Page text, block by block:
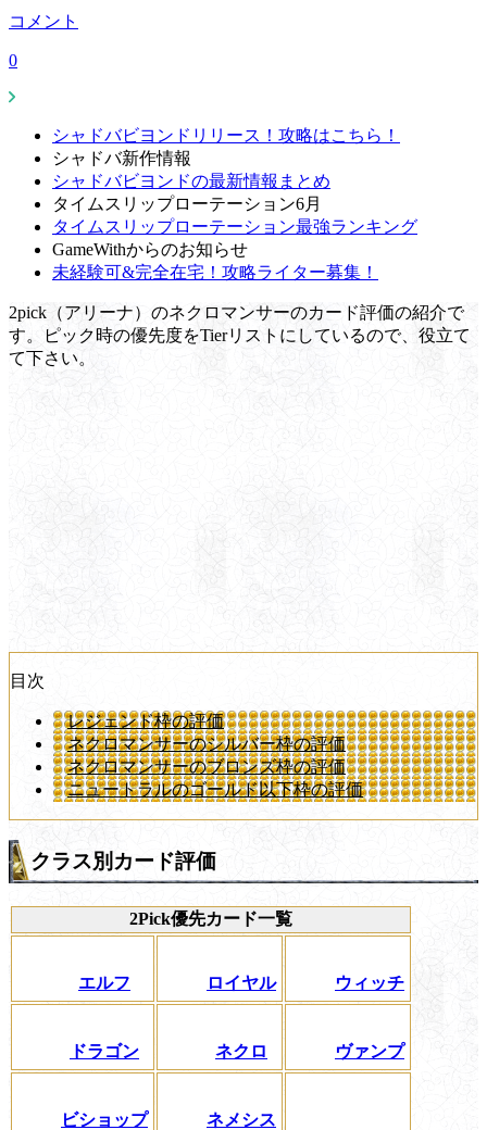
コメント
0
シャドバビヨンドリリース！攻略はこちら！
シャドバ新作情報
シャドバビヨンドの最新情報まとめ
タイムスリップローテーション6月
タイムスリップローテーション最強ランキング
GameWithからのお知らせ
未経験可&完全在宅！攻略ライター募集！
2pick（アリーナ）のネクロマンサーのカード評価の紹介で
す。ピック時の優先度をTierリストにしているので、役立て
て下さい。
目次
レジェンド枠の評価
ネクロマンサーのシルバー枠の評価
ネクロマンサーのブロンズ枠の評価
ニュートラルのゴールド以下枠の評価
クラス別カード評価
2Pick優先カード一覧
エルフ ロイヤル ウィッチ
ドラゴン ネクロ ヴァンプ
ビショップ
ネメシス